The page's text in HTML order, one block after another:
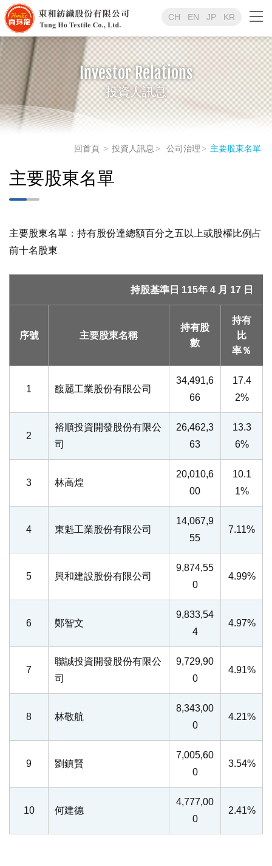
CH EN JP KR
Investor Relations
投資人訊息
回首頁 投資人訊息 公司治理 主要股東名單
主要股東名單
主要股東名單：持有股份達總額百分之五以上或股權比例占
前十名股東
持股基準日 115年 4 月 17 日
序號 主要股東名稱
持有股
數
持有
比
率％
1 馥麗工業股份有限公司
34,491,6
66
17.4
2%
2
裕順投資開發股份有限公
司
26,462,3
63
13.3
6%
3 林高煌
20,010,6
00
10.1
1%
4 東魁工業股份有限公司
14,067,9
55
7.11%
5 興和建設股份有限公司
9,874,55
0
4.99%
6 鄭智文
9,833,54
4
4.97%
7
聯誠投資開發股份有限公
司
9,729,90
0
4.91%
8 林敬航
8,343,00
0
4.21%
9 劉鎮賢
7,005,60
0
3.54%
10 何建德
4,777,00
0
2.41%